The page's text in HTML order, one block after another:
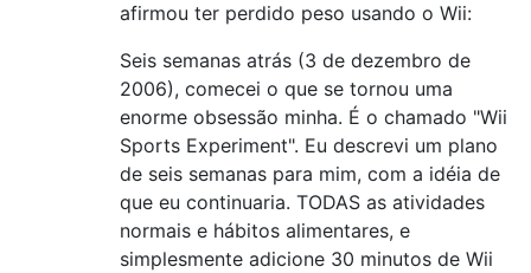
afirmou ter perdido peso usando o Wii:
Seis semanas atrás (3 de dezembro de
2006), comecei o que se tornou uma
enorme obsessão minha. É o chamado "Wii
Sports Experiment". Eu descrevi um plano
de seis semanas para mim, com a idéia de
que eu continuaria. TODAS as atividades
normais e hábitos alimentares, e
simplesmente adicione 30 minutos de Wii